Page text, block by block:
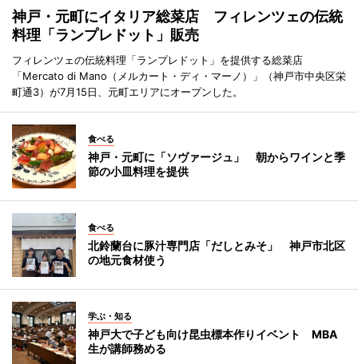
神戸・元町にイタリア総菜店 フィレンツェの伝統
料理「ランプレドット」販売
フィレンツェの伝統料理「ランプレドット」を提供する総菜店
「Mercato di Mano（メルカート・ディ・マーノ）」（神戸市中央区栄
町通3）が7月15日、元町エリアにオープンした。
食べる
神戸・元町に「ソヴァージュ」 朝からワインと季
節の小皿料理を提供
食べる
北鈴蘭台に豚汁専門店「だしとみそ」 神戸市北区
の地元食材使う
学ぶ・知る
神戸大で子ども向け昆虫標本作りイベント MBA
生が講師務める